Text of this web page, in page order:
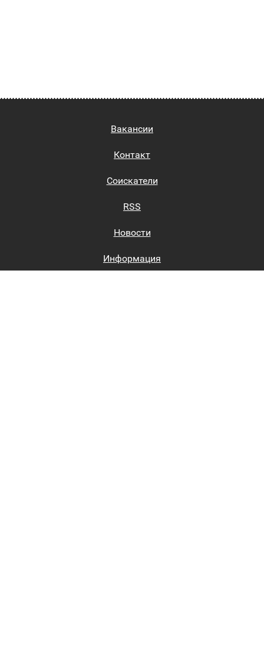
Вакансии
Контакт
Соискатели
RSS
Новости
Информация